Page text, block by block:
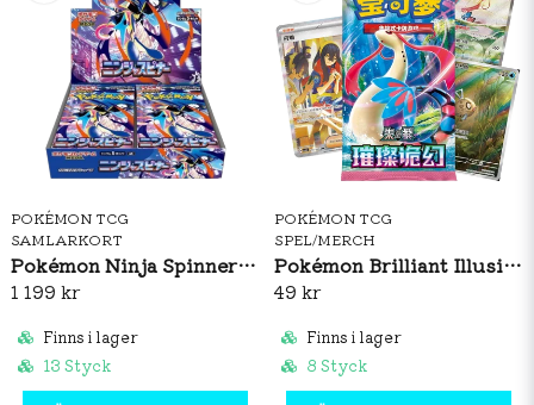
POKÉMON TCG
SAMLARKORT
Pokémon Ninja Spinner Booster Box (JP)
1 199 kr
Finns i lager
13 Styck
POKÉMON TCG
SPEL/MERCH
Pokémon Brilliant Illusions CSV8C Booster Pack Slim (S-CH)
49 kr
Finns i lager
8 Styck
1st Pokémon TCG Regelbok
6st damage-counter tärningar
4st Card Dividers
2st condition markers
1st Pokémon TCG Online kodkort
Förvaringslåda för dina Pokémonkort
1st coin-flip tärning